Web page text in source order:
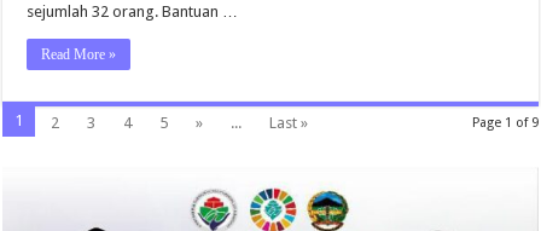
sejumlah 32 orang. Bantuan …
Read More »
Page 1 of 9
1 2 3 4 5 » ... Last »